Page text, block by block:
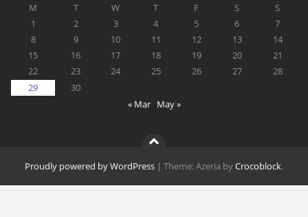
M T W T F S
S
1
2 3 4 5 6
7
8
9 10 11 12 13
14
15
16 17 18 19 20
21
22
23 24 25 26 27
28
29
30
« Mar May »
Proudly powered by WordPress | Theme: Azeria byCrocoblock.